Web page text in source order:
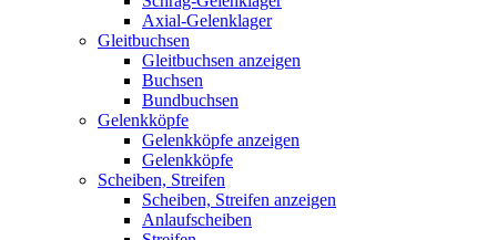
Axial-Gelenklager
Gleitbuchsen
Gleitbuchsen anzeigen
Buchsen
Bundbuchsen
Gelenkköpfe
Gelenkköpfe anzeigen
Gelenkköpfe
Scheiben, Streifen
Scheiben, Streifen anzeigen
Anlaufscheiben